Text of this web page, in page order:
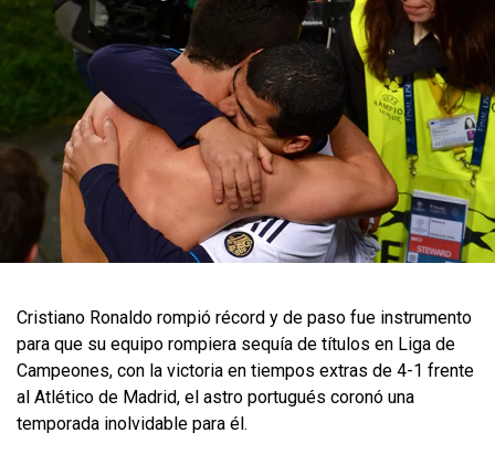
Cristiano Ronaldo rompió récord y de paso fue instrumento
para que su equipo rompiera sequía de títulos en Liga de
Campeones, con la victoria en tiempos extras de 4-1 frente
al Atlético de Madrid, el astro portugués coronó una
temporada inolvidable para él.